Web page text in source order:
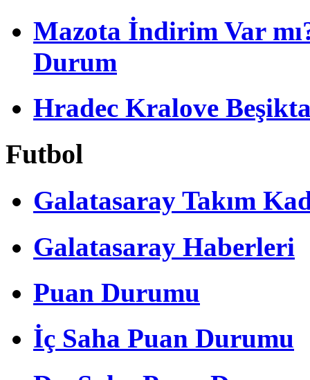
Mazota İndirim Var
Durum
Hradec Kralove
Futbol
Galatasaray Takım
Galatasaray Haberleri
Puan Durumu
İç Saha Puan Durumu